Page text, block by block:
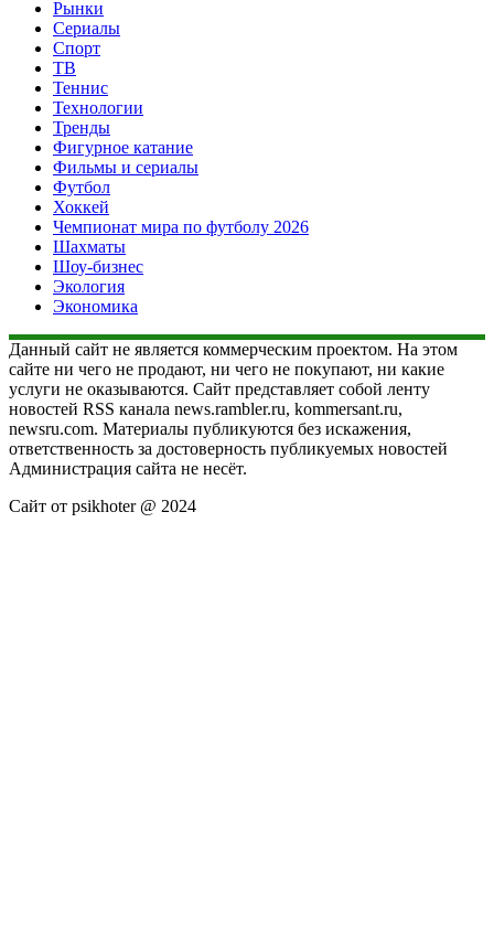
Рынки
Сериалы
Спорт
ТВ
Теннис
Технологии
Тренды
Фигурное катание
Фильмы и сериалы
Футбол
Хоккей
Чемпионат мира по футболу 2026
Шахматы
Шоу-бизнес
Экология
Экономика
Данный сайт не является коммерческим проектом. На этом
сайте ни чего не продают, ни чего не покупают, ни какие
услуги не оказываются. Сайт представляет собой ленту
новостей RSS канала news.rambler.ru, kommersant.ru,
newsru.com. Материалы публикуются без искажения,
ответственность за достоверность публикуемых новостей
Администрация сайта не несёт.
Сайт от psikhoter @ 2024